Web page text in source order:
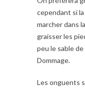
cependant si
marcher dans
graisser les
peu le sable
Dommage.
Les onguents